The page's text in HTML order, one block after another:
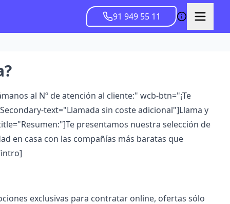
91 949 55 11
al Nº de atención al cliente:" wcb-btn="¡Te
text="Llamada sin coste adicional"]Llama y
presentamos nuestra selección de
en casa con las compañías más baratas que
exclusivas para contratar online, ofertas sólo